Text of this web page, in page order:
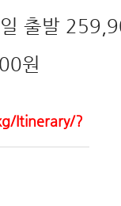
출발
원
Itinerary/?